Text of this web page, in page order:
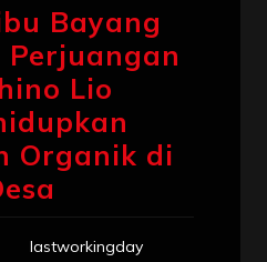
Bayang
Perjuangan
Lio
Organik di
lastworkingday